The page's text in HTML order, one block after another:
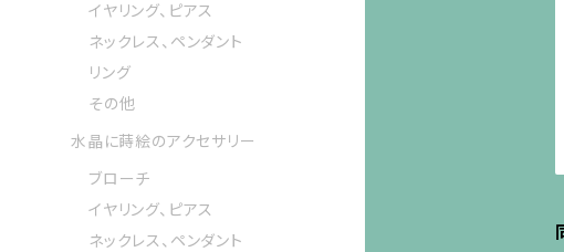
イヤリング、ピアス
ネックレス、ペンダント
リング
その他
水晶に蒔絵のアクセサリー
ブローチ
イヤリング、ピアス
ネックレス、ペンダント